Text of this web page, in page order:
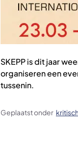
SKEPP is dit jaar
organiseren een
tussenin.
Geplaatst onder